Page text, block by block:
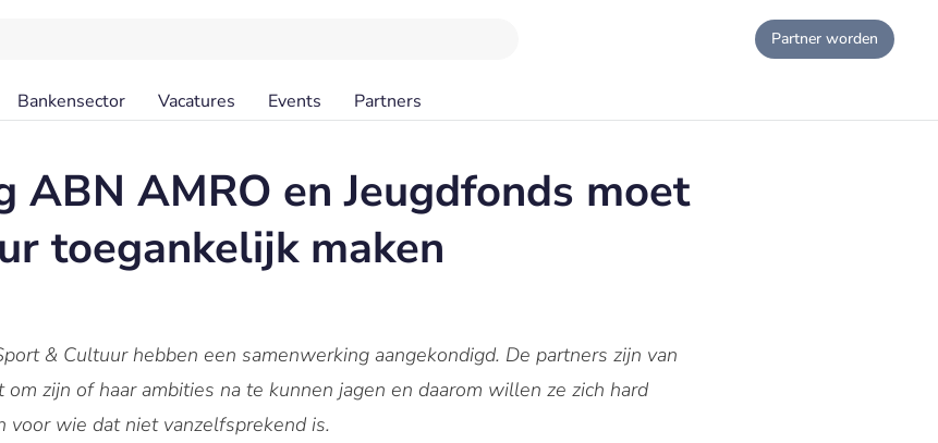
Partner worden
Bankensector Vacatures Events Partners
ABN AMRO en Jeugdfonds moet
toegankelijk maken
& Cultuur hebben een samenwerking aangekondigd. De partners zijn van
zijn of haar ambities na te kunnen jagen en daarom willen ze zich hard
voor wie dat niet vanzelfsprekend is.